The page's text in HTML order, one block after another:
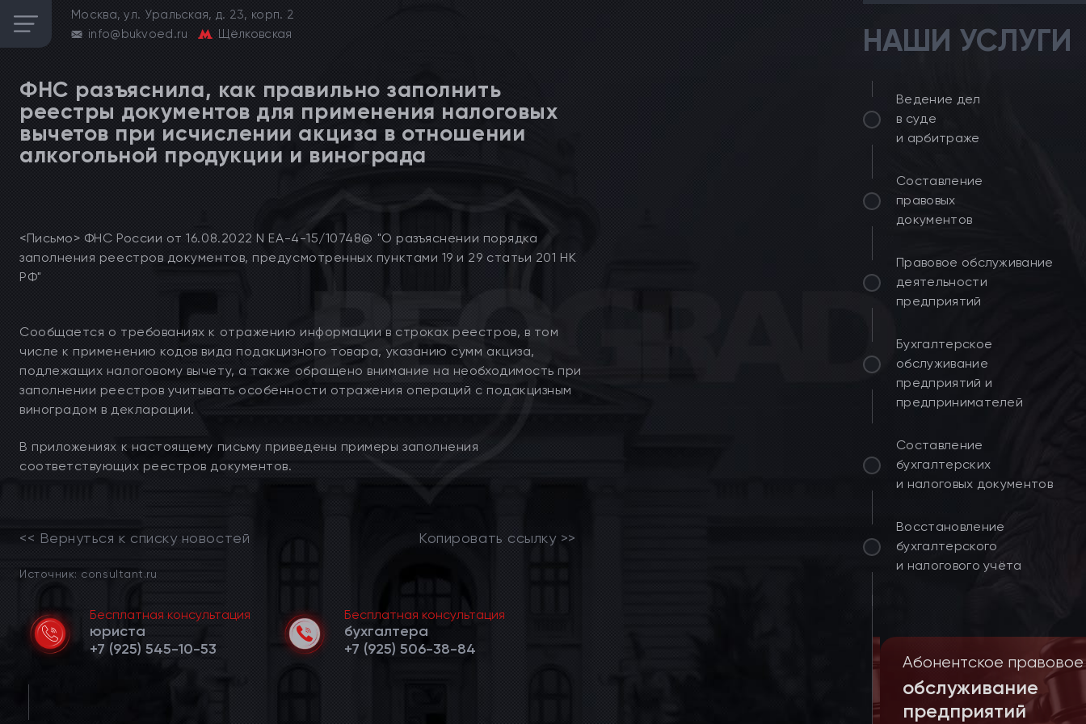
Москва, ул. Уральская, д. 23, корп. 2
info@bukvoed.ru
Щёлковская
ФНС разъяснила, как правильно заполнить
реестры документов для применения налоговых
вычетов при исчислении акциза в отношении
алкогольной продукции и винограда
<Письмо> ФНС России от 16.08.2022 N ЕА-4-15/10748@ "О разъяснении порядка
заполнения реестров документов, предусмотренных пунктами 19 и 29 статьи 201 НК
РФ"
Сообщается о требованиях к отражению информации в строках реестров, в том
числе к применению кодов вида подакцизного товара, указанию сумм акциза,
подлежащих налоговому вычету, а также обращено внимание на необходимость при
заполнении реестров учитывать особенности отражения операций с подакцизным
виноградом в декларации.
В приложениях к настоящему письму приведены примеры заполнения
соответствующих реестров документов.
Копировать ссылку >>
<< Вернуться к списку новостей
Источник: consultant.ru
Бесплатная консультация
юриста
+7 (925) 545-10-53
Бесплатная консультация
бухгалтера
+7 (925) 506-38-84
НАШИ УСЛУГИ
Ведение дел
в суде
и арбитраже
Составление
правовых
документов
Правовое обслуживание
деятельности
предприятий
Бухгалтерское
обслуживание
предприятий и
предпринимателей
Составление
бухгалтерских
и налоговых документов
Восстановление
бухгалтерского
и налогового учёта
Абонентское правовое
обслуживание
предприятий